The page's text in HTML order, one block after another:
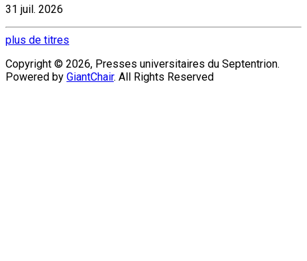
31 juil. 2026
plus de titres
Copyright © 2026, Presses universitaires du Septentrion.
Powered by GiantChair. All Rights Reserved